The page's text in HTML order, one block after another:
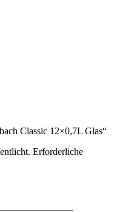
Classic 12×0,7L Glas“
Erforderliche